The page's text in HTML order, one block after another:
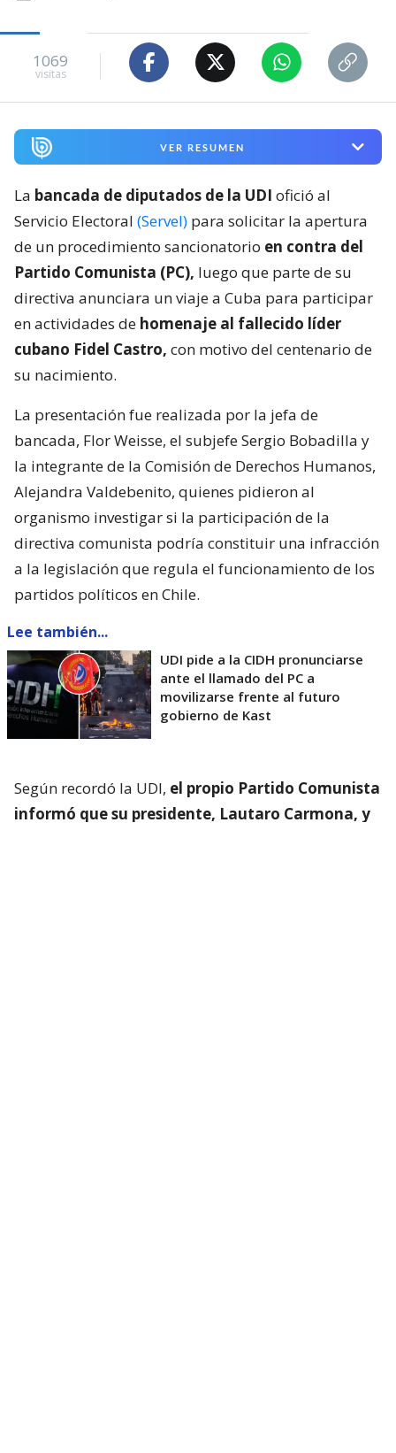
1069
visitas
VER RESUMEN
La bancada de diputados de la UDI ofició al
Servicio Electoral (Servel) para solicitar la apertura
de un procedimiento sancionatorio en contra del
Partido Comunista (PC), luego que parte de su
directiva anunciara un viaje a Cuba para participar
en actividades de homenaje al fallecido líder
cubano Fidel Castro, con motivo del centenario de
su nacimiento.
La presentación fue realizada por la jefa de
bancada, Flor Weisse, el subjefe Sergio Bobadilla y
la integrante de la Comisión de Derechos Humanos,
Alejandra Valdebenito, quienes pidieron al
organismo investigar si la participación de la
directiva comunista podría constituir una infracción
a la legislación que regula el funcionamiento de los
partidos políticos en Chile.
Lee también...
UDI pide a la CIDH pronunciarse
ante el llamado del PC a
movilizarse frente al futuro
gobierno de Kast
Según recordó la UDI, el propio Partido Comunista
informó que su presidente, Lautaro Carmona, y